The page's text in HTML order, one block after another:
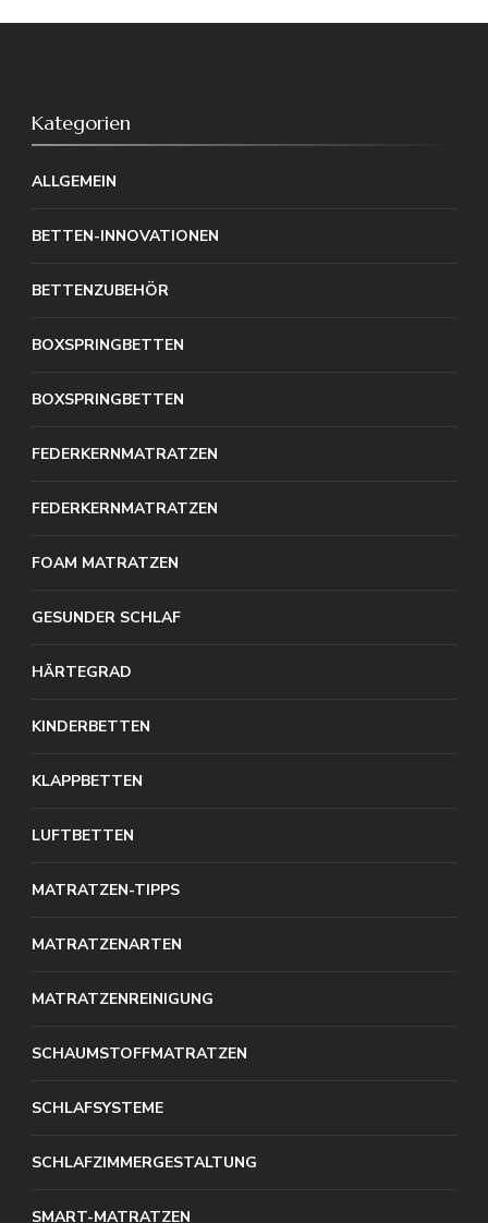
Kategorien
ALLGEMEIN
BETTEN-INNOVATIONEN
BETTENZUBEHÖR
BOXSPRINGBETTEN
BOXSPRINGBETTEN
FEDERKERNMATRATZEN
FEDERKERNMATRATZEN
FOAM MATRATZEN
GESUNDER SCHLAF
HÄRTEGRAD
KINDERBETTEN
KLAPPBETTEN
LUFTBETTEN
MATRATZEN-TIPPS
MATRATZENARTEN
MATRATZENREINIGUNG
SCHAUMSTOFFMATRATZEN
SCHLAFSYSTEME
SCHLAFZIMMERGESTALTUNG
SMART-MATRATZEN